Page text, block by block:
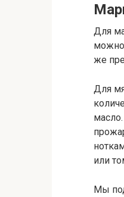
Для
можно
же
Для
или
Мы